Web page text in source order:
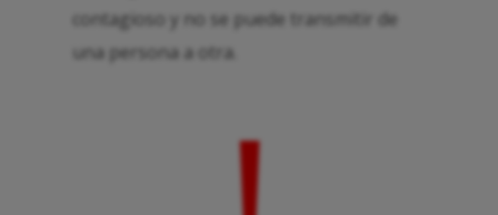
contagioso y no se puede transmitir de
una persona a otra.